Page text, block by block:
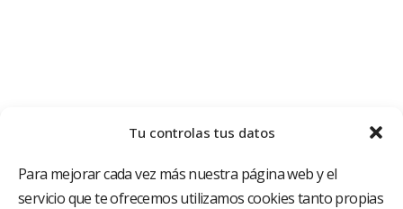
Tu controlas tus datos
Para mejorar cada vez más nuestra página web y el
servicio que te ofrecemos utilizamos cookies tanto propias